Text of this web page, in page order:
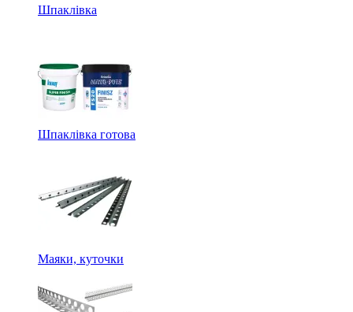
Шпаклівка
Шпаклівка готова
Маяки, куточки